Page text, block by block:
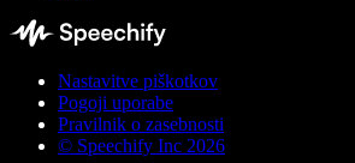
Nastavitve piškotkov
Pogoji uporabe
Pravilnik o zasebnosti
© Speechify Inc 2026